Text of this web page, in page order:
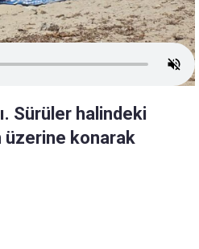
Sürüler halindeki
üzerine konarak